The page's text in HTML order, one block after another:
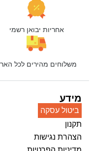
אחריות יבואן רשמי
משלוחים מהירים לכל הארץ
מידע
ביטול עסקה
תקנון
הצהרת נגישות